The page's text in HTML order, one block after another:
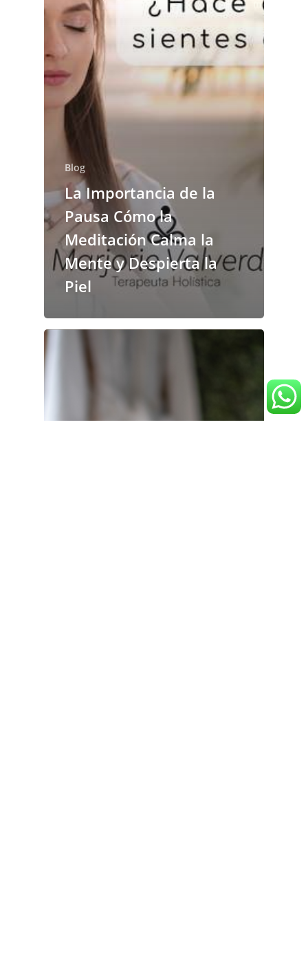
Blog
La Importancia de la
Pausa Cómo la
Meditación Calma la
Mente y Despierta la
Piel